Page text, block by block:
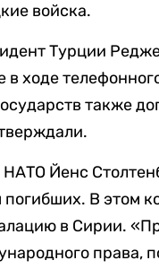
войска.
Турции
ходе
также
Йенс
погибших. В этом
в Сирии.
права,